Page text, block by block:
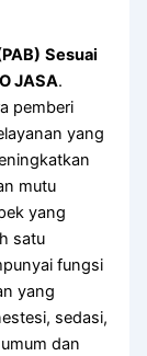
Sesuai
JASA.
pemberi
yang
mutu
yang
satu
fungsi
yang
sedasi,
dan